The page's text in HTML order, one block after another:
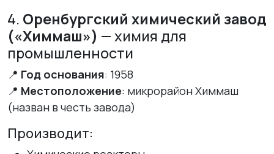
4. Оренбургский химический завод
(«Химмаш») — химия для
промышленности
📍 Год основания: 1958
📍 Местоположение: микрорайон Химмаш
(назван в честь завода)
Производит: